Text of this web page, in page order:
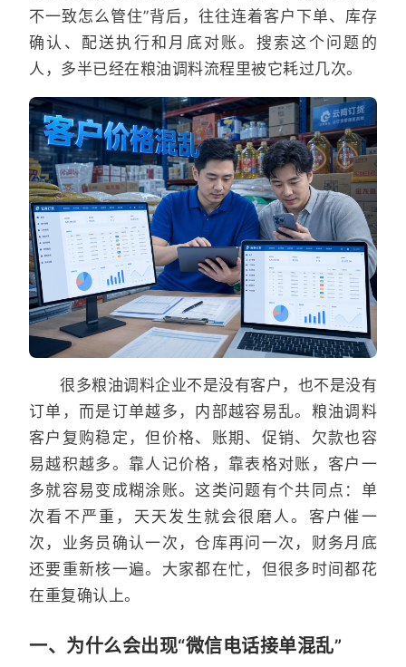
不一致怎么管住”背后，往往连着客户下单、库存
确认、配送执行和月底对账。搜索这个问题的
人，多半已经在粮油调料流程里被它耗过几次。
很多粮油调料企业不是没有客户，也不是没有
订单，而是订单越多，内部越容易乱。粮油调料
客户复购稳定，但价格、账期、促销、欠款也容
易越积越多。靠人记价格，靠表格对账，客户一
多就容易变成糊涂账。这类问题有个共同点：单
次看不严重，天天发生就会很磨人。客户催一
次，业务员确认一次，仓库再问一次，财务月底
还要重新核一遍。大家都在忙，但很多时间都花
在重复确认上。
一、为什么会出现“微信电话接单混乱”